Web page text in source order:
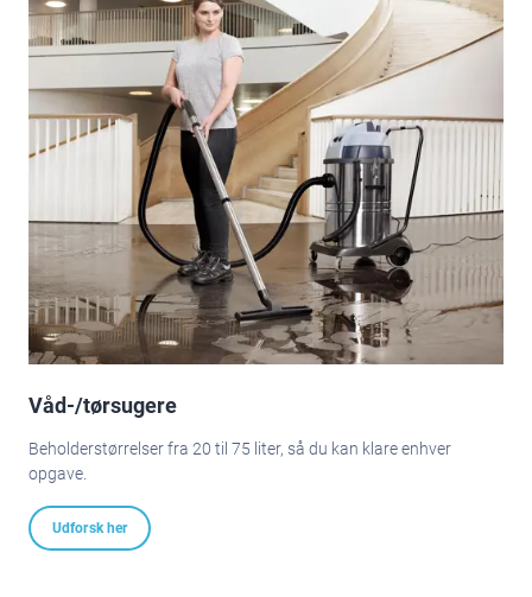
Våd-/tørsugere
Beholderstørrelser fra 20 til 75 liter, så du kan klare enhver
opgave.
Udforsk her